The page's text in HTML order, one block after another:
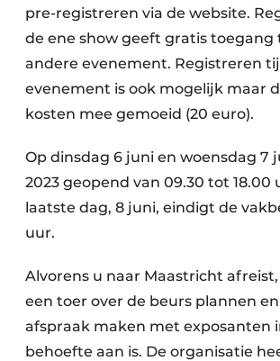
pre-registreren via de website.
de ene show geeft gratis toegang
andere evenement. Registreren
evenement is ook mogelijk maar
kosten mee gemoeid (20 euro).
Op dinsdag 6 juni en woensdag 7
2023 geopend van 09.30 tot 18.00
laatste dag, 8 juni, eindigt de
uur.
Alvorens u naar Maastricht
een toer over de beurs plannen
afspraak maken met exposanten
behoefte aan is. De organisatie